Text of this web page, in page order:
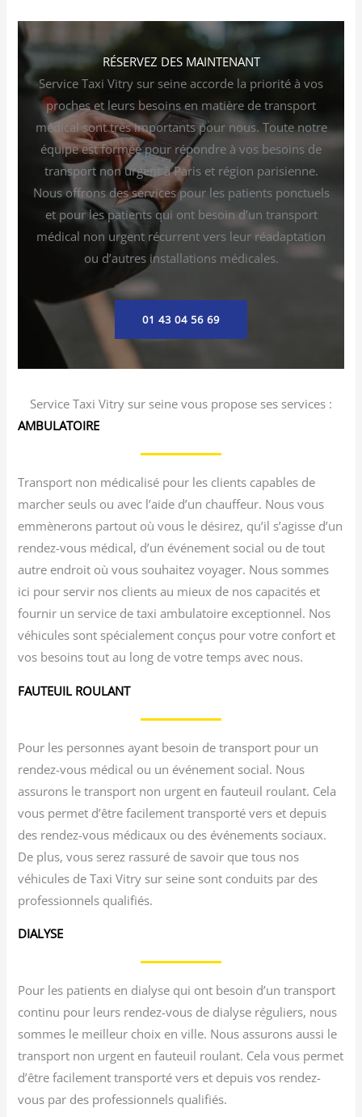
RÉSERVEZ DES MAINTENANT
Service Taxi Vitry sur seine accorde la priorité à vos
proches et leurs besoins en matière de transport
médical sont très importants pour nous. Toute notre
équipe est formée pour répondre à vos besoins de
transport non urgent à Paris et région parisienne.
Nous offrons des services pour les patients ponctuels
et pour les patients qui ont besoin d’un transport
médical non urgent récurrent vers leur réadaptation
ou d’autres installations médicales.
01 43 04 56 69
Service Taxi Vitry sur seine vous propose ses services :
AMBULATOIRE
Transport non médicalisé pour les clients capables de
marcher seuls ou avec l’aide d’un chauffeur. Nous vous
emmènerons partout où vous le désirez, qu’il s’agisse d’un
rendez-vous médical, d’un événement social ou de tout
autre endroit où vous souhaitez voyager. Nous sommes
ici pour servir nos clients au mieux de nos capacités et
fournir un service de taxi ambulatoire exceptionnel. Nos
véhicules sont spécialement conçus pour votre confort et
vos besoins tout au long de votre temps avec nous.
FAUTEUIL ROULANT
Pour les personnes ayant besoin de transport pour un
rendez-vous médical ou un événement social. Nous
assurons le transport non urgent en fauteuil roulant. Cela
vous permet d’être facilement transporté vers et depuis
des rendez-vous médicaux ou des événements sociaux.
De plus, vous serez rassuré de savoir que tous nos
véhicules de Taxi Vitry sur seine sont conduits par des
professionnels qualifiés.
DIALYSE
Pour les patients en dialyse qui ont besoin d’un transport
continu pour leurs rendez-vous de dialyse réguliers, nous
sommes le meilleur choix en ville. Nous assurons aussi le
transport non urgent en fauteuil roulant. Cela vous permet
d’être facilement transporté vers et depuis vos rendez-
vous par des professionnels qualifiés.